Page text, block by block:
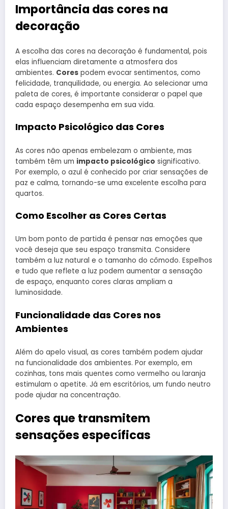
Importância das cores na
decoração
A escolha das cores na decoração é fundamental, pois
elas influenciam diretamente a atmosfera dos
ambientes. Cores podem evocar sentimentos, como
felicidade, tranquilidade, ou energia. Ao selecionar uma
paleta de cores, é importante considerar o papel que
cada espaço desempenha em sua vida.
Impacto Psicológico das Cores
As cores não apenas embelezam o ambiente, mas
também têm um impacto psicológico significativo.
Por exemplo, o azul é conhecido por criar sensações de
paz e calma, tornando-se uma excelente escolha para
quartos.
Como Escolher as Cores Certas
Um bom ponto de partida é pensar nas emoções que
você deseja que seu espaço transmita. Considere
também a luz natural e o tamanho do cômodo. Espelhos
e tudo que reflete a luz podem aumentar a sensação
de espaço, enquanto cores claras ampliam a
luminosidade.
Funcionalidade das Cores nos
Ambientes
Além do apelo visual, as cores também podem ajudar
na funcionalidade dos ambientes. Por exemplo, em
cozinhas, tons mais quentes como vermelho ou laranja
estimulam o apetite. Já em escritórios, um fundo neutro
pode ajudar na concentração.
Cores que transmitem
sensações específicas